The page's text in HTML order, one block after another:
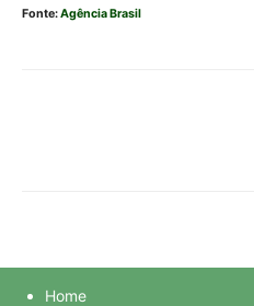
Fonte:Agência Brasil
Home